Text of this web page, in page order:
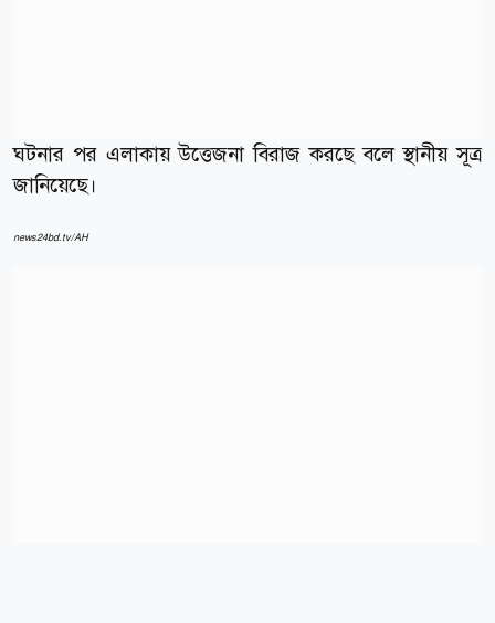
ঘটনার পর এলাকায় উত্তেজনা বিরাজ করছে বলে স্থানীয় সূত্র
জানিয়েছে।
news24bd.tv/AH